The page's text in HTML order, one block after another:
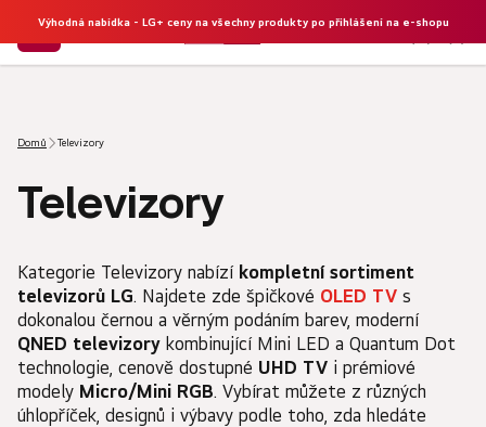
Výhodná nabídka - LG+ ceny na všechny produkty po přihlášení na e-shopu
Hledat
Domů Televizory
Televizory
Kategorie Televizory nabízí kompletní sortiment
televizorů LG. Najdete zde špičkové OLED TV s
dokonalou černou a věrným podáním barev, moderní
QNED televizory kombinující Mini LED a Quantum Dot
technologie, cenově dostupné UHD TV i prémiové
modely Micro/Mini RGB. Vybírat můžete z různých
úhlopříček, designů i výbavy podle toho, zda hledáte